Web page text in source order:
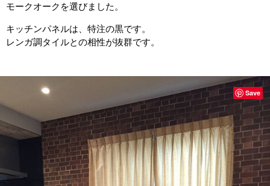
モークオークを選びました。
キッチンパネルは、特注の黒です。
レンガ調タイルとの相性が抜群です。
Save